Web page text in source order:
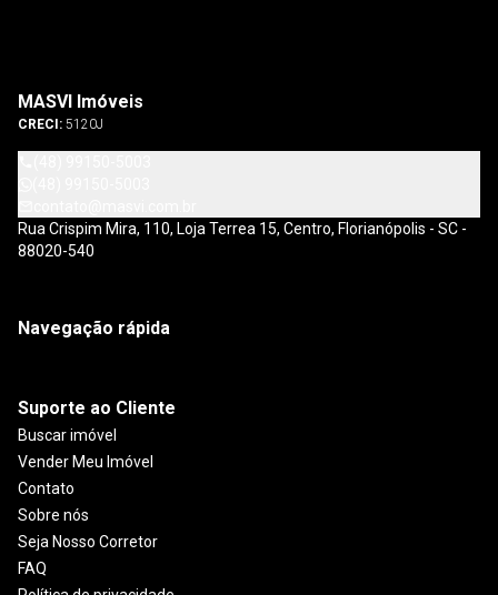
MASVI Imóveis
CRECI: 5120J
Rua Crispim Mira, 110, Loja Terrea 15, Centro, Florianópolis - SC -
88020-540
Navegação rápida
Suporte ao Cliente
Buscar imóvel
Vender Meu Imóvel
Contato
Sobre nós
Seja Nosso Corretor
FAQ